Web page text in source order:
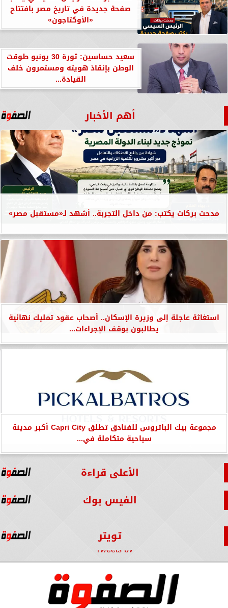
صفحة جديدة في تاريخ مصر بافتتاح
«الأوكتاجون»
سعيد حساسين: ثورة 30 يونيو طوقت
الوطن بإنقاذ هويته ومستمرون خلف
القيادة...
أهم الأخبار
مدحت بركات يكتب: من داخل التجربة.. أشهد لـ«مستقبل مصر»
استغاثة عاجلة إلى وزيرة الإسكان.. أصحاب عقود تمليك نهائية
يطالبون بوقف الإجراءات...
مجموعة بيك الباتروس للفنادق تطلق Capri City أكبر مدينة
سياحية متكاملة في...
الأعلى قراءة
الفيس بوك
تويتر
Tweets by